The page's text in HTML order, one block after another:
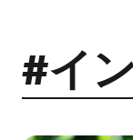
#イ